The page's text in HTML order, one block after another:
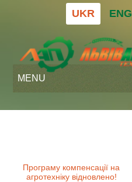
UKR ENG
MENU
Програму компенсації на
агротехніку відновлено!